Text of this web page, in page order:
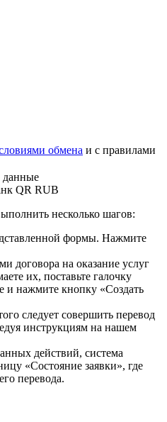
обмена и с правилами
данные
QR RUB
несколько шагов:
формы. Нажмите
договора на оказание услуг
их, поставьте галочку
и нажмите кнопку «Создать
следует совершить перевод
инструкциям на нашем
действий, система
«Состояние заявки», где
перевода.